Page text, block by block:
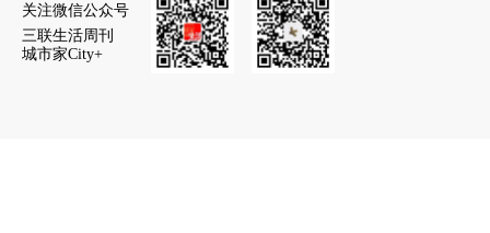
关注微信公众号
三联生活周刊
城市家City+